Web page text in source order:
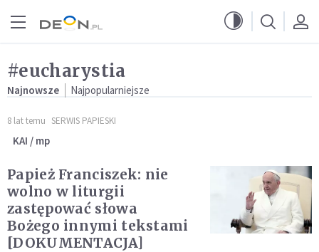
#eucharystia
Najnowsze Najpopularniejsze
8 lat temu SERWIS PAPIESKI
KAI / mp
Papież Franciszek: nie
wolno w liturgii
zastępować słowa
Bożego innymi tekstami
[DOKUMENTACJA]